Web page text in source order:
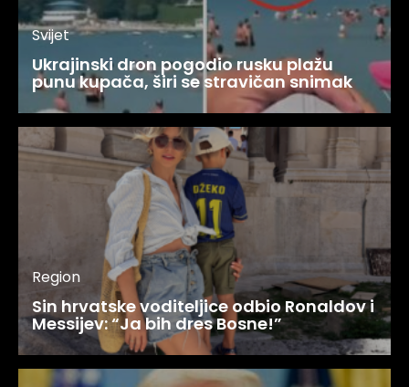
Svijet
Ukrajinski dron pogodio rusku plažu
punu kupača, širi se stravičan snimak
Region
Sin hrvatske voditeljice odbio Ronaldov i
Messijev: “Ja bih dres Bosne!”